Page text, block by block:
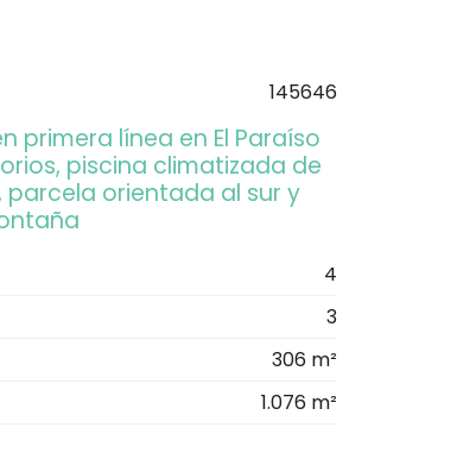
145646
primera línea en El Paraíso
piscina climatizada de
parcela orientada al sur y
4
3
306 m²
1.076 m²